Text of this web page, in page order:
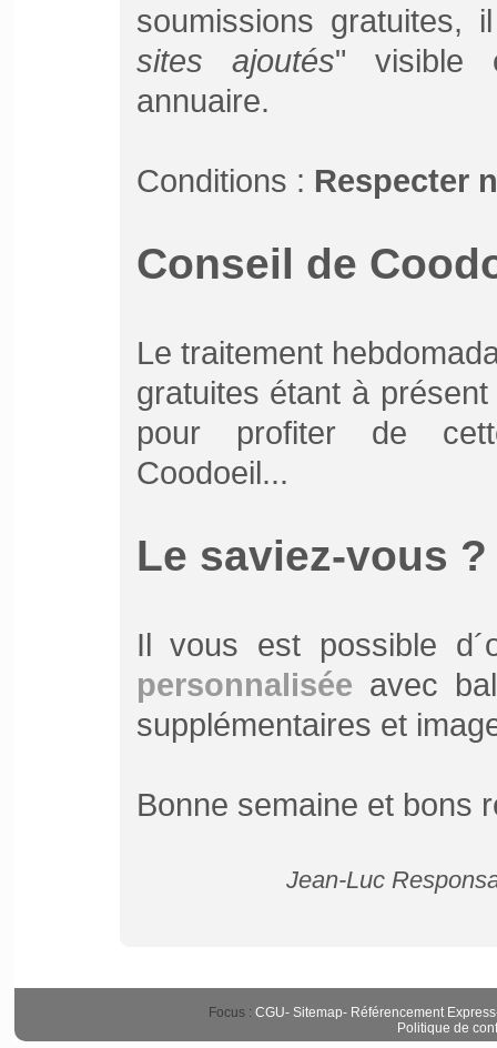
soumissions
sites ajoutés" visible
annuaire.
Conditions : Respecter
Conseil de
Le traitement
gratuites étant à
pour profiter de
Coodoeil...
Le saviez-vous ?
Il vous est possible
personnalisée avec
supplémentaires et
Bonne semaine et bons
Jean-Luc
Focus : CGU- Sitemap- Référencement Express
Politique de